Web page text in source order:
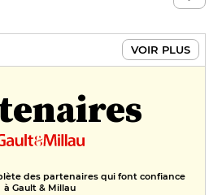
VOIR PLUS
des partenaires qui font confiance
à Gault & Millau